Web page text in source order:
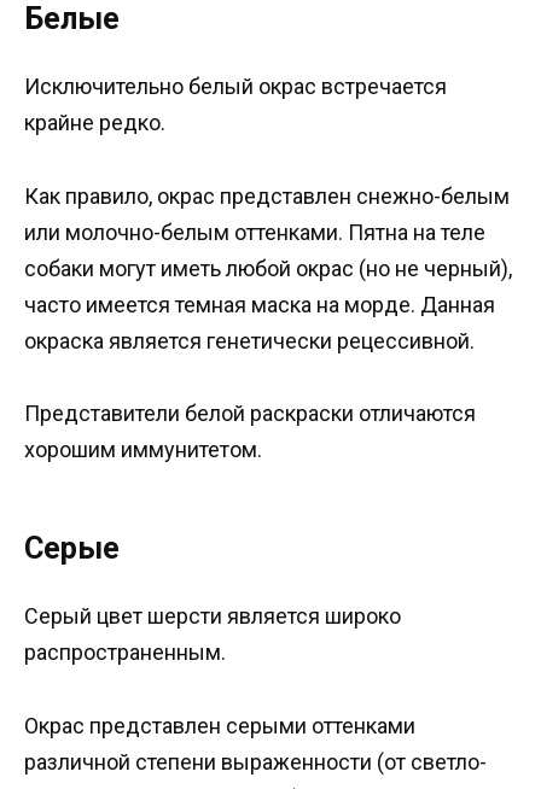
Белые
Исключительно белый окрас встречается
крайне редко.
Как правило, окрас представлен снежно-белым
или молочно-белым оттенками. Пятна на теле
собаки могут иметь любой окрас (но не черный),
часто имеется темная маска на морде. Данная
окраска является генетически рецессивной.
Представители белой раскраски отличаются
хорошим иммунитетом.
Серые
Серый цвет шерсти является широко
распространенным.
Окрас представлен серыми оттенками
различной степени выраженности (от светло-